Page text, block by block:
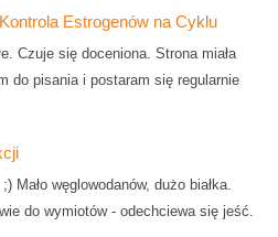
Kontrola Estrogenów na Cyklu
Czuje się doceniona. Strona miała
do pisania i postaram się regularnie
Mało węglowodanów, dużo białka.
do wymiotów - odechciewa się jeść.